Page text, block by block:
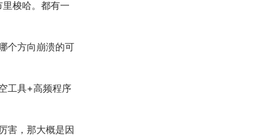
梭哈。都有一
个方向崩溃的可
工具+高频程序
害，那大概是因